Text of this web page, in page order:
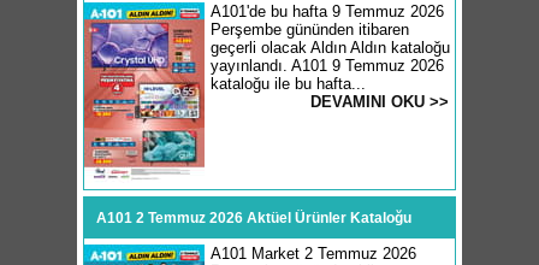
A101'de bu hafta 9 Temmuz 2026
Perşembe gününden itibaren
geçerli olacak Aldın Aldın kataloğu
yayınlandı. A101 9 Temmuz 2026
kataloğu ile bu hafta...
DEVAMINI OKU >>
A101 2 Temmuz 2026 Aktüel Ürünler Kataloğu
A101 Market 2 Temmuz 2026